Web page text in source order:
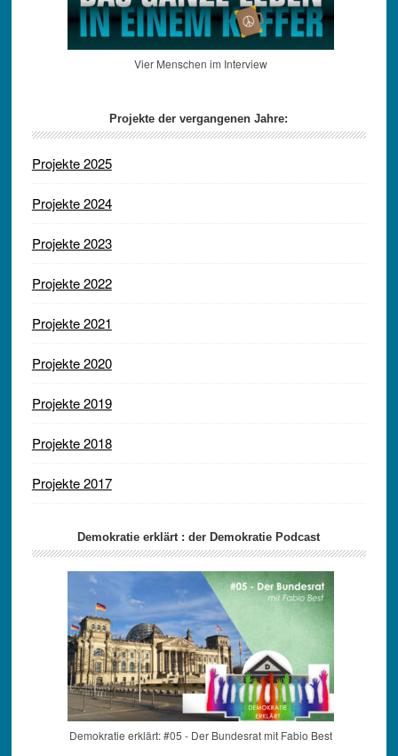
Vier Menschen im Interview
Projekte der vergangenen Jahre:
Projekte 2025
Projekte 2024
Projekte 2023
Projekte 2022
Projekte 2021
Projekte 2020
Projekte 2019
Projekte 2018
Projekte 2017
Demokratie erklärt : der Demokratie Podcast
Demokratie erklärt: #05 - Der Bundesrat mit Fabio Best